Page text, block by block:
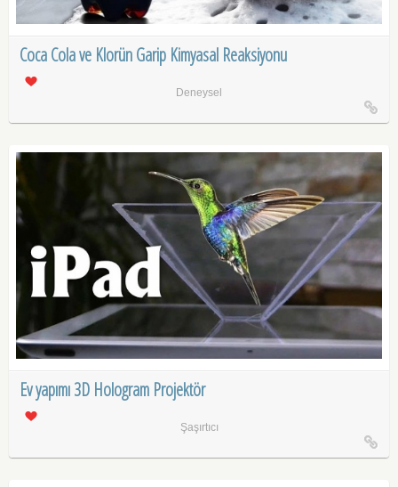
Coca Cola ve Klorün Garip Kimyasal Reaksiyonu
Deneysel
Ev yapımı 3D Hologram Projektör
Şaşırtıcı